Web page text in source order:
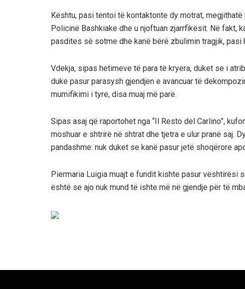
Kështu, pasi tentoi të kontaktonte dy motrat,
Policinë Bashkiake dhe u njoftuan zjarrfikësit. Në fakt,
pasdites së sotme dhe kanë bërë zbulimin tragjik, pasi
Vdekja, sipas hetimeve të para të kryera, duket se i
duke pasur parasysh gjendjen e avancuar të
mumifikimi i tyre, disa muaj më parë.
Sipas asaj që raportohet nga “Il Resto del Carlino”,
moshuar e shtrirë në shtrat dhe tjetra e ulur pranë saj.
pandashme: nuk duket se kanë pasur jetë shoqërore
Piermaria Luigia muajt e fundit kishte pasur
është se ajo nuk mund të ishte më në gjendje për të